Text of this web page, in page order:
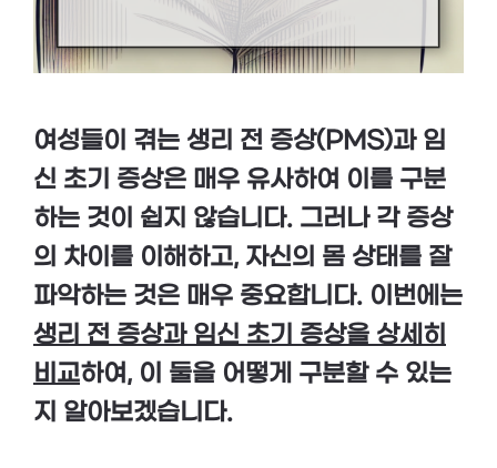
여성들이 겪는 생리 전 증상(PMS)과 임
신 초기 증상은 매우 유사하여 이를 구분
하는 것이 쉽지 않습니다. 그러나 각 증상
의 차이를 이해하고, 자신의 몸 상태를 잘
파악하는 것은 매우 중요합니다. 이번에는
생리 전 증상과 임신 초기 증상을 상세히
비교하여, 이 둘을 어떻게 구분할 수 있는
지 알아보겠습니다.